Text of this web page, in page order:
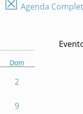
Agenda
Dom
2
9